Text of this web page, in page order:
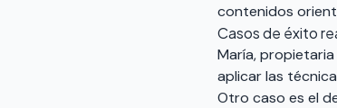
contenidos
Casos de éxito
María,
aplicar las
Otro caso es el